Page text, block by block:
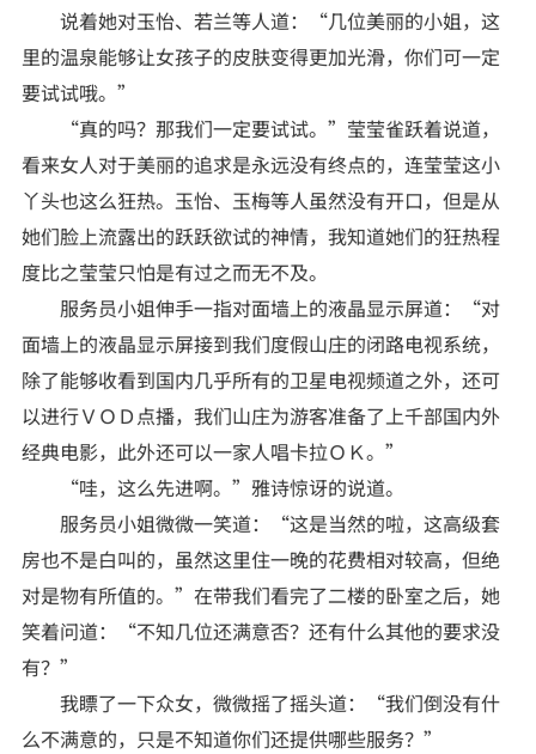
说着她对玉怡、若兰等人道：“几位美丽的小姐，这
里的温泉能够让女孩子的皮肤变得更加光滑，你们可一定
要试试哦。”
“真的吗？那我们一定要试试。”莹莹雀跃着说道，
看来女人对于美丽的追求是永远没有终点的，连莹莹这小
丫头也这么狂热。玉怡、玉梅等人虽然没有开口，但是从
她们脸上流露出的跃跃欲试的神情，我知道她们的狂热程
度比之莹莹只怕是有过之而无不及。
服务员小姐伸手一指对面墙上的液晶显示屏道：“对
面墙上的液晶显示屏接到我们度假山庄的闭路电视系统，
除了能够收看到国内几乎所有的卫星电视频道之外，还可
以进行ＶＯＤ点播，我们山庄为游客准备了上千部国内外
经典电影，此外还可以一家人唱卡拉ＯＫ。”
“哇，这么先进啊。”雅诗惊讶的说道。
服务员小姐微微一笑道：“这是当然的啦，这高级套
房也不是白叫的，虽然这里住一晚的花费相对较高，但绝
对是物有所值的。”在带我们看完了二楼的卧室之后，她
笑着问道：“不知几位还满意否？还有什么其他的要求没
有？”
我瞟了一下众女，微微摇了摇头道：“我们倒没有什
么不满意的，只是不知道你们还提供哪些服务？”